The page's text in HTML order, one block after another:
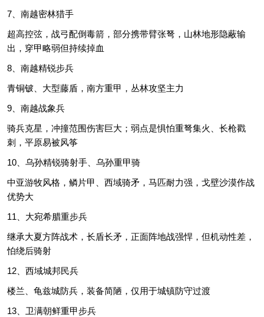
7、南越密林猎手
超高控弦，战弓配倒毒箭，部分携带臂张弩，山林地形隐蔽输
出，穿甲略弱但持续掉血
8、南越精锐步兵
青铜铍、大型藤盾，南方重甲，丛林攻坚主力
9、南越战象兵
骑兵克星，冲撞范围伤害巨大；弱点是惧怕重弩集火、长枪戳
刺，平原易被风筝
10、乌孙精锐骑射手、乌孙重甲骑
中亚游牧风格，鳞片甲、西域骑矛，马匹耐力强，戈壁沙漠作战
优势大
11、大宛希腊重步兵
继承大夏方阵战术，长盾长矛，正面阵地战强悍，但机动性差，
怕绕后骑射
12、西域城邦民兵
楼兰、龟兹城防兵，装备简陋，仅用于城镇防守过渡
13、卫满朝鲜重甲步兵